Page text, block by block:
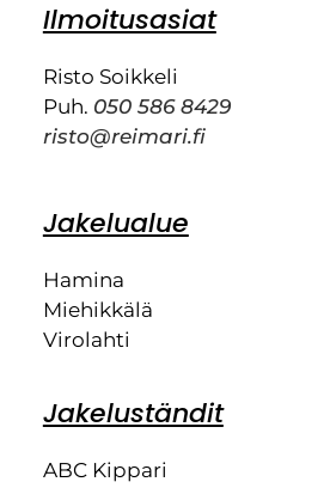
Ilmoitusasiat
Risto Soikkeli
Puh. 050 586 8429
risto@reimari.fi
Jakelualue
Hamina
Miehikkälä
Virolahti
Jakeluständit
ABC Kippari